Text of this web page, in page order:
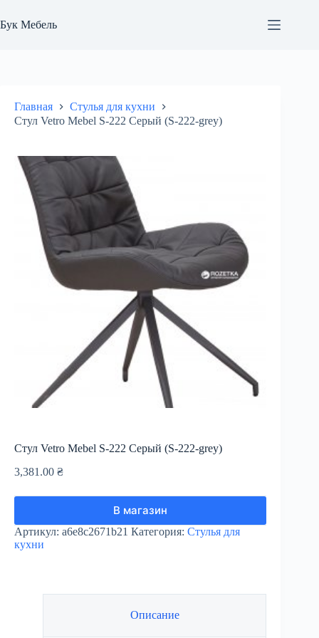
к
сути
Бук Мебель
Главная
Стулья для кухни
Cтул Vetro Mebel S-222 Серый (S-222-grey)
Cтул Vetro Mebel S-222 Серый (S-222-grey)
3,381.00 ₴
В магазин
Артикул: a6e8c2671b21 Категория: Стулья для
кухни
Описание